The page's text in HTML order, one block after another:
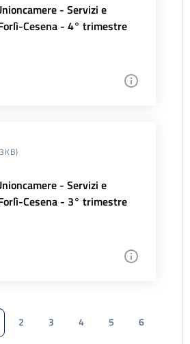
- Servizi e
Cesena - 4° trimestre
- Servizi e
Cesena - 3° trimestre
2 3 4 5
6